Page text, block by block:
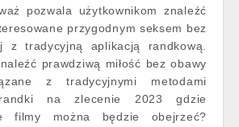
pozwala użytkownikom znaleźć
przygodnym seksem bez
z tradycyjną aplikacją randkową.
prawdziwą miłość bez obawy
z tradycyjnymi metodami
randki na zlecenie 2023 gdzie
filmy można będzie obejrzeć?